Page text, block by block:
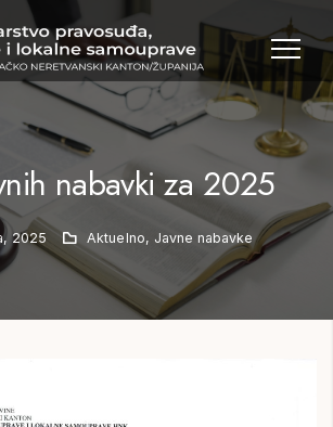
nabavki za 2025
2025 Aktuelno, Javne nabavke